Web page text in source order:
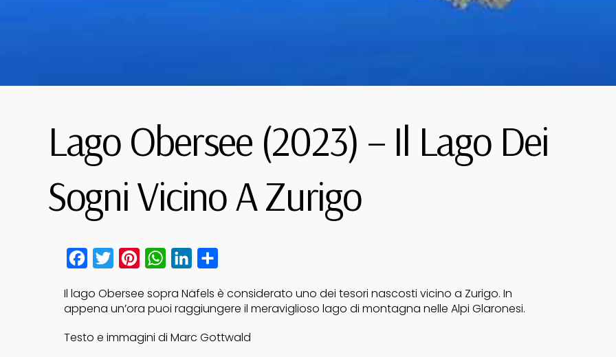
Lago Obersee (2023) – Il Lago Dei
Sogni Vicino A Zurigo
Facebook
Twitter PinterestWhatsAppLinkedIn
Il lago Obersee sopra Näfels è considerato uno dei tesori nascosti vicino a Zurigo. In
appena un’ora puoi raggiungere il meraviglioso lago di montagna nelle Alpi Glaronesi.
Testo e immagini di Marc Gottwald